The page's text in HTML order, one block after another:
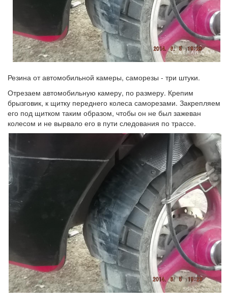
Резина от автомобильной камеры, саморезы - три штуки.
Отрезаем автомобильную камеру, по размеру. Крепим
брызговик, к щитку переднего колеса саморезами. Закрепляем
его под щитком таким образом, чтобы он не был зажеван
колесом и не вырвало его в пути следования по трассе.